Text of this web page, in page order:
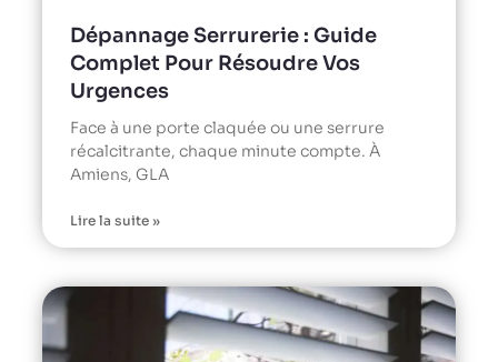
Dépannage Serrurerie : Guide
Complet Pour Résoudre Vos
Urgences
Face à une porte claquée ou une serrure
récalcitrante, chaque minute compte. À
Amiens, GLA
Lire la suite »